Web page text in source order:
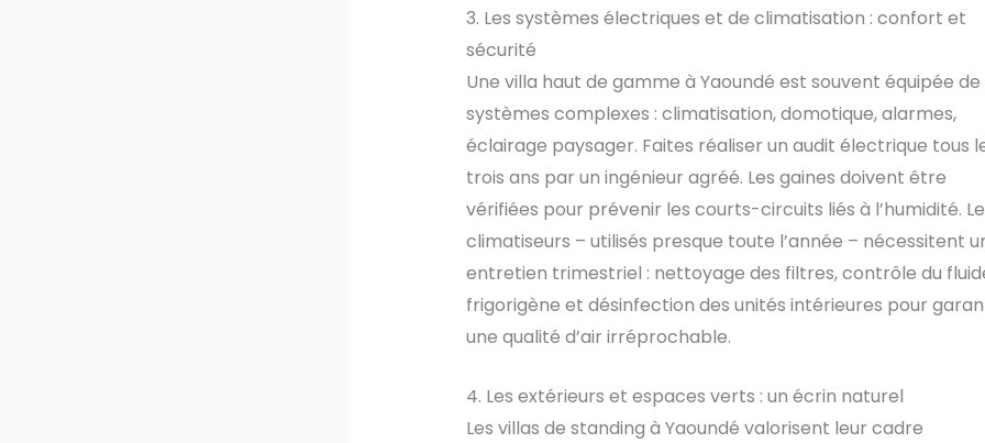
3. Les systèmes électriques et de climatisation : confort et
sécurité
Une villa haut de gamme à Yaoundé est souvent équipée de
systèmes complexes : climatisation, domotique, alarmes,
éclairage paysager. Faites réaliser un audit électrique tous
trois ans par un ingénieur agréé. Les gaines doivent être
vérifiées pour prévenir les courts-circuits liés à l’humidité.
climatiseurs – utilisés presque toute l’année – nécessitent
entretien trimestriel : nettoyage des filtres, contrôle du
frigorigène et désinfection des unités intérieures pour
une qualité d’air irréprochable.
4. Les extérieurs et espaces verts : un écrin naturel
Les villas de standing à Yaoundé valorisent leur cadre